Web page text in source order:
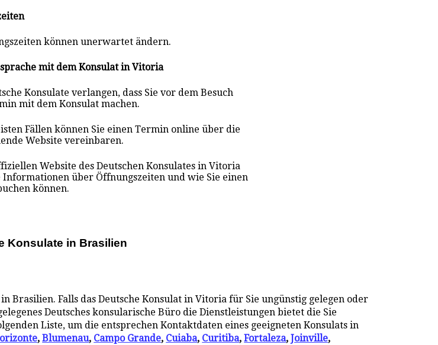
können unerwartet ändern.
mit dem Konsulat in Vitoria
Konsulate verlangen, dass Sie vor dem Besuch
mit dem Konsulat machen.
Fällen können Sie einen Termin online über die
Website vereinbaren.
Website des Deutschen Konsulates in Vitoria
Informationen über Öffnungszeiten und wie Sie einen
können.
Konsulate in Brasilien
Falls das Deutsche Konsulat in Vitoria für Sie ungünstig gelegen oder
Deutsches konsularische Büro die Dienstleistungen bietet die Sie
Liste, um die entsprechen Kontaktdaten eines geeigneten Konsulats in
,Blumenau, Campo Grande, Cuiaba, Curitiba,Fortaleza,Joinville,